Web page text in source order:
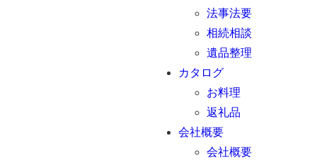
法事法要
相続相談
遺品整理
カタログ
お料理
返礼品
会社概要
会社概要